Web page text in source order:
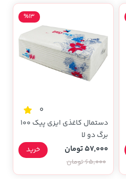
0
دستمال کاغذی ایزی پیک 100
برگ دو لا
%13
57,000 تومان
65,000 تومان
خرید